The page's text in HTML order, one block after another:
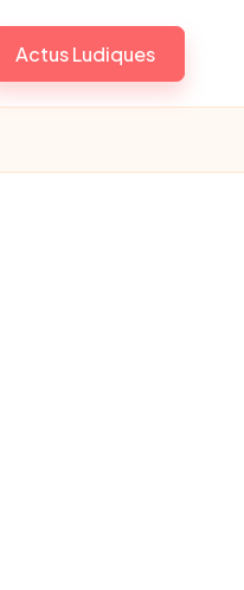
Actus Ludiques